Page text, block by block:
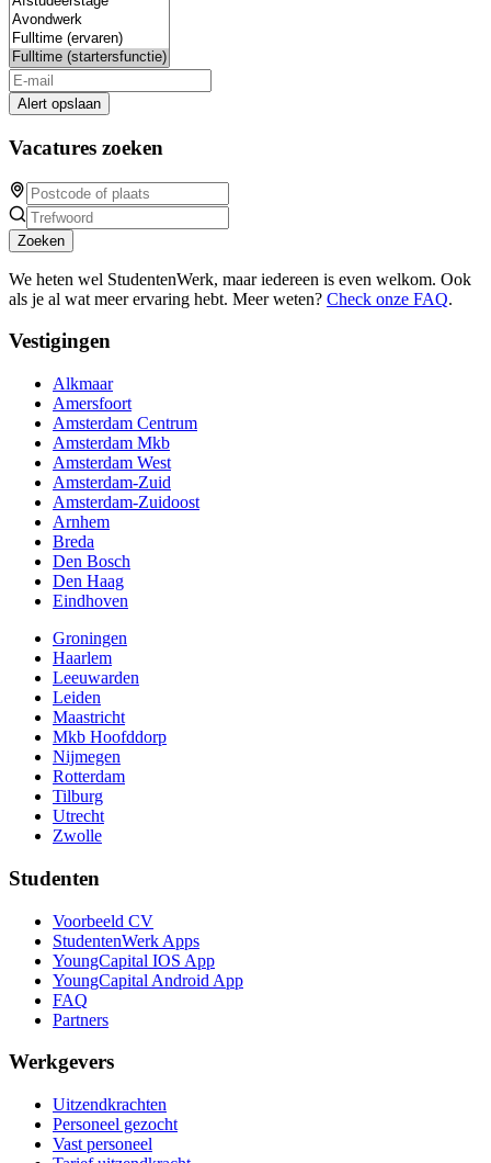
Alert opslaan
Vacatures zoeken
Zoeken
We heten wel StudentenWerk, maar iedereen is even welkom. Ook
als je al wat meer ervaring hebt. Meer weten? Check onze FAQ.
Vestigingen
Alkmaar
Amersfoort
Amsterdam Centrum
Amsterdam Mkb
Amsterdam West
Amsterdam-Zuid
Amsterdam-Zuidoost
Arnhem
Breda
Den Bosch
Den Haag
Eindhoven
Groningen
Haarlem
Leeuwarden
Leiden
Maastricht
Mkb Hoofddorp
Nijmegen
Rotterdam
Tilburg
Utrecht
Zwolle
Studenten
Voorbeeld CV
StudentenWerk Apps
YoungCapital IOS App
YoungCapital Android App
FAQ
Partners
Werkgevers
Uitzendkrachten
Personeel gezocht
Vast personeel